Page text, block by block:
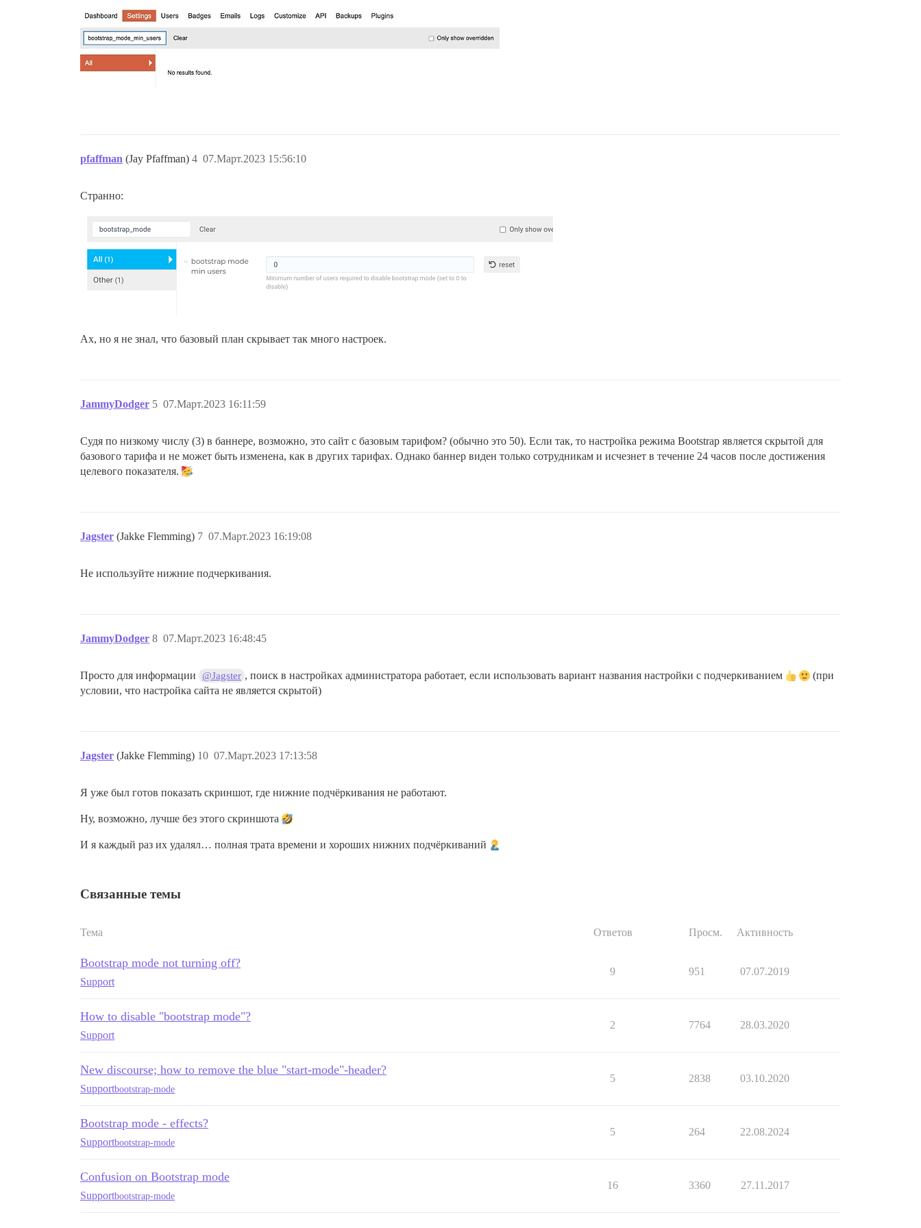
pfaffman (Jay Pfaffman) 07.Март.2023 15:56:10
4
Странно:
Ах, но я не знал, что базовый план скрывает так много настроек.
JammyDodger 07.Март.2023 16:11:59
5
Судя по низкому числу (3) в баннере, возможно, это сайт с базовым тарифом? (обычно это 50). Если так, то настройка режима Bootstrap является скрытой для
базового тарифа и не может быть изменена, как в других тарифах. Однако баннер виден только сотрудникам и исчезнет в течение 24 часов после достижения
целевого показателя.
Jagster (Jakke Flemming) 07.Март.2023 16:19:08
7
Не используйте нижние подчеркивания.
JammyDodger 07.Март.2023 16:48:45
8
Просто для информации @Jagster , поиск в настройках администратора работает, если использовать вариант названия настройки с подчеркиванием
(при
условии, что настройка сайта не является скрытой)
Jagster (Jakke Flemming) 07.Март.2023 17:13:58
10
Я уже был готов показать скриншот, где нижние подчёркивания не работают.
Ну, возможно, лучше без этого скриншота
И я каждый раз их удалял… полная трата времени и хороших нижних подчёркиваний
Связанные темы
Тема Ответов Просм. Активность
Bootstrap mode not turning off?
Support
9 951 07.07.2019
How to disable "bootstrap mode"?
Support
2 7764 28.03.2020
New discourse; how to remove the blue "start-mode"-header?
Supportbootstrap-mode
5 2838 03.10.2020
Bootstrap mode - effects?
Supportbootstrap-mode
5 264 22.08.2024
Confusion on Bootstrap mode
Supportbootstrap-mode
16 3360 27.11.2017